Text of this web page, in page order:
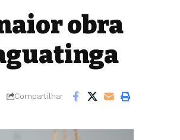
obra
Compartilhar